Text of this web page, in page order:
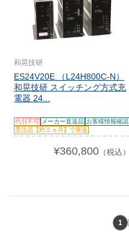
和晃技研
ES24V20E （L24H800C-N）
和晃技研 スイッチング方式充
電器 24...
代引不可 メーカー直送品 お客様情報確認
受注品【約２ヵ月】で発送
¥360,800（税込）
1